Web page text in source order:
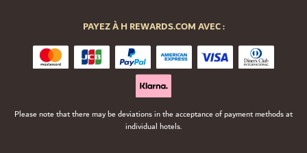
PAYEZ À H REWARDS.COM AVEC :
Please note that there may be deviations in the acceptance of payment methods at
individual hotels.